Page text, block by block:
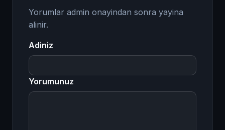
Yorumlar admin onayindan sonra yayina
alinir.
Adiniz
Yorumunuz